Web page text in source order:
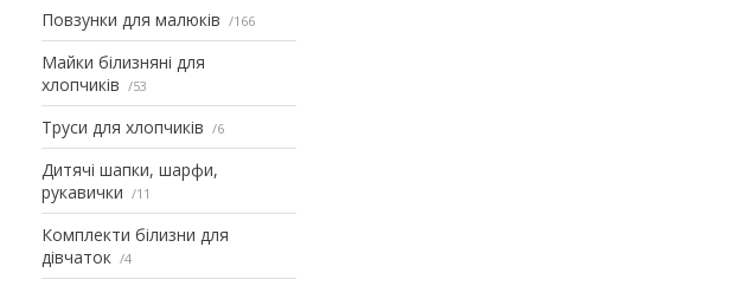
Повзунки для малюків 166
Майки білизняні для
хлопчиків
53
Труси для хлопчиків 6
Дитячі шапки, шарфи,
рукавички
11
Комплекти білизни для
дівчаток
4